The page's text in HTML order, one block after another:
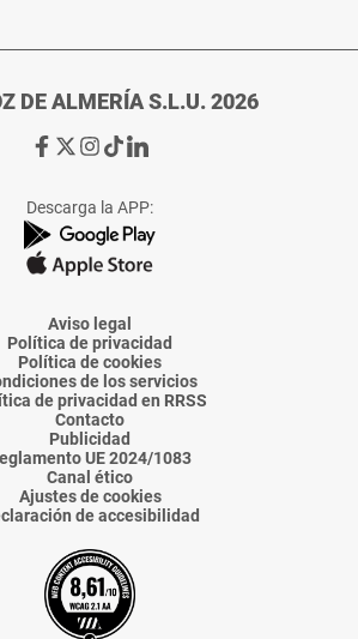
DE ALMERÍA S.L.U. 2026
Ir
de
La
Voz
Almería
Ir
de
La
Voz
Almería
Ir
de
La
Voz
Almería
Ir
de
La
Voz
Almería
Ir
de
La
Voz
Descarga la APP:
Aviso legal
Política de privacidad
Política de cookies
de los servicios
de privacidad en RRSS
Contacto
Publicidad
UE 2024/1083
Canal ético
Ajustes de cookies
de accesibilidad